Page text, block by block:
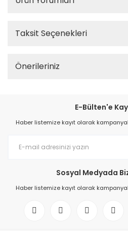
Taksit Seçenekleri
Önerileriniz
E-Bülten'e
Haber listemize kayıt olarak
Sosyal Medyada
Haber listemize kayıt olarak